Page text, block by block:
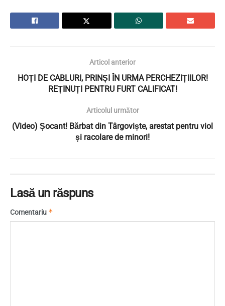
Articol anterior
HOȚI DE CABLURI, PRINȘI ÎN URMA PERCHEZIȚIILOR!
REȚINUȚI PENTRU FURT CALIFICAT!
Articolul următor
(Video) Șocant! Bărbat din Târgoviște, arestat pentru viol
și racolare de minori!
Lasă un răspuns
Comentariu *